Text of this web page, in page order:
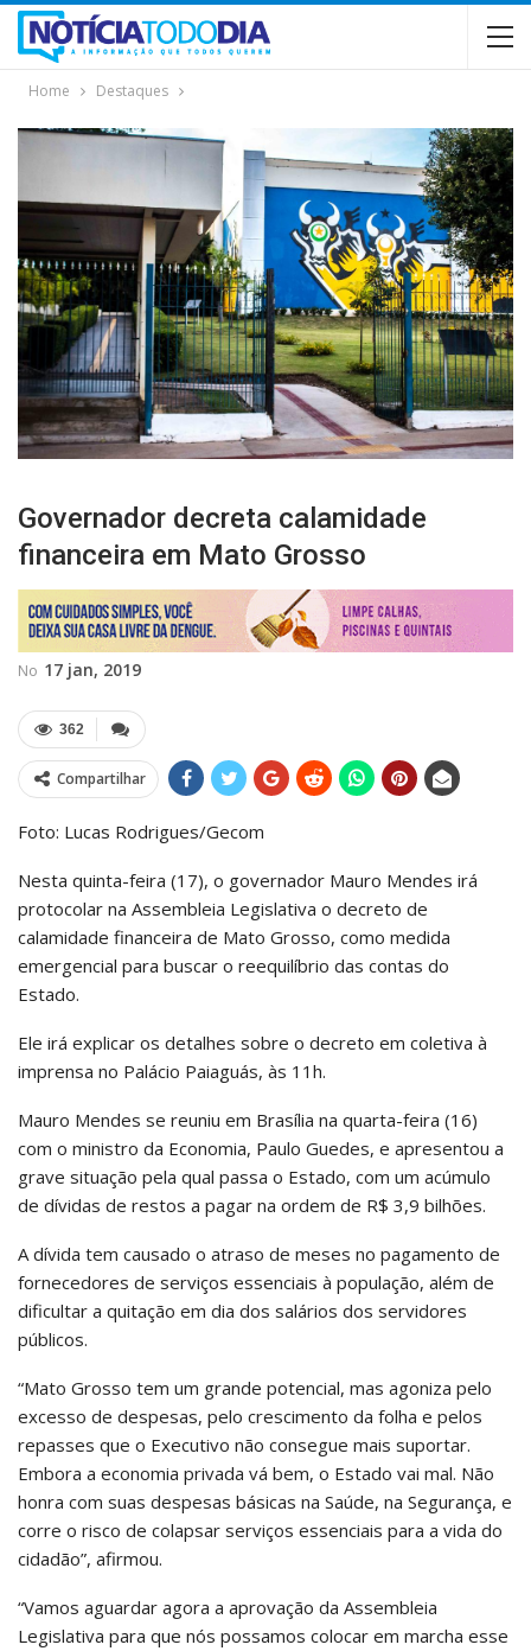
Home Destaques
Governador decreta calamidade
financeira em Mato Grosso
No 17 jan, 2019
362
Compartilhar
Foto: Lucas Rodrigues/Gecom
Nesta quinta-feira (17), o governador Mauro Mendes irá
protocolar na Assembleia Legislativa o decreto de
calamidade financeira de Mato Grosso, como medida
emergencial para buscar o reequilíbrio das contas do
Estado.
Ele irá explicar os detalhes sobre o decreto em coletiva à
imprensa no Palácio Paiaguás, às 11h.
Mauro Mendes se reuniu em Brasília na quarta-feira (16)
com o ministro da Economia, Paulo Guedes, e apresentou a
grave situação pela qual passa o Estado, com um acúmulo
de dívidas de restos a pagar na ordem de R$ 3,9 bilhões.
A dívida tem causado o atraso de meses no pagamento de
fornecedores de serviços essenciais à população, além de
dificultar a quitação em dia dos salários dos servidores
públicos.
“Mato Grosso tem um grande potencial, mas agoniza pelo
excesso de despesas, pelo crescimento da folha e pelos
repasses que o Executivo não consegue mais suportar.
Embora a economia privada vá bem, o Estado vai mal. Não
honra com suas despesas básicas na Saúde, na Segurança, e
corre o risco de colapsar serviços essenciais para a vida do
cidadão”, afirmou.
“Vamos aguardar agora a aprovação da Assembleia
Legislativa para que nós possamos colocar em marcha esse